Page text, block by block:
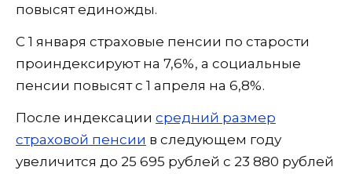
повысят единожды.
С 1 января страховые пенсии по старости
проиндексируют на 7,6%, а социальные
пенсии повысят с 1 апреля на 6,8%.
После индексации средний размер
страховой пенсии в следующем году
увеличится до 25 695 рублей с 23 880 рублей